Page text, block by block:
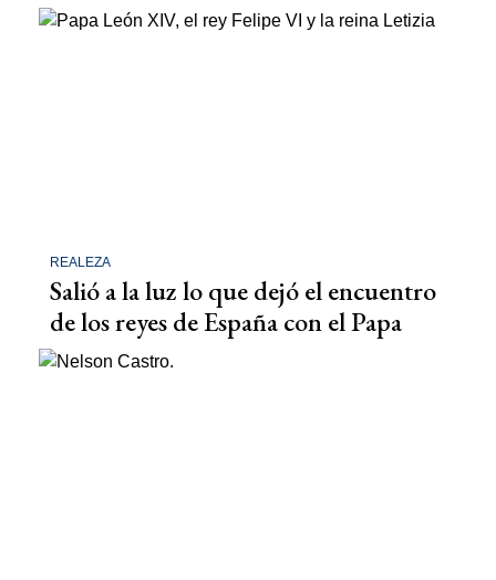
REALEZA
Salió a la luz lo que dejó el encuentro
de los reyes de España con el Papa